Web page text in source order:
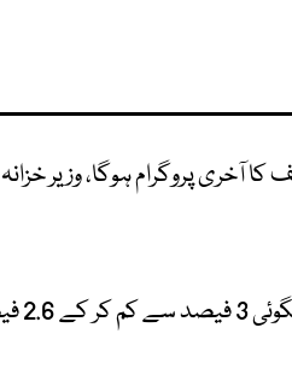
کا آخری پروگرام ہوگا، وزیر خزانہ
کر دی